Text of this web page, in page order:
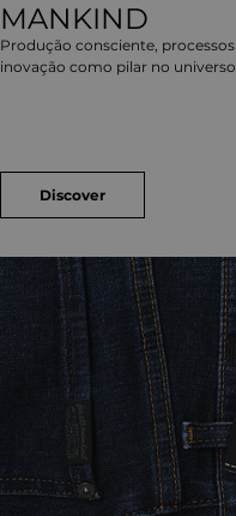
MANKIND
Produção consciente,
inovação como pilar no
Discover